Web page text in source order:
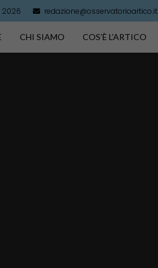
2026 redazione@osservatorioartico.it
CHI SIAMO COS’È L’ARTICO